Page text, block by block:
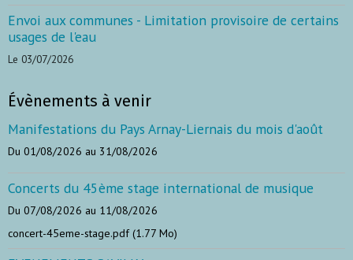
Envoi aux communes - Limitation provisoire de certains
usages de l'eau
Le 03/07/2026
Évènements à venir
Manifestations du Pays Arnay-Liernais du mois d'août
Du 01/08/2026 au 31/08/2026
Concerts du 45ème stage international de musique
Du 07/08/2026 au 11/08/2026
concert-45eme-stage.pdf (1.77 Mo)